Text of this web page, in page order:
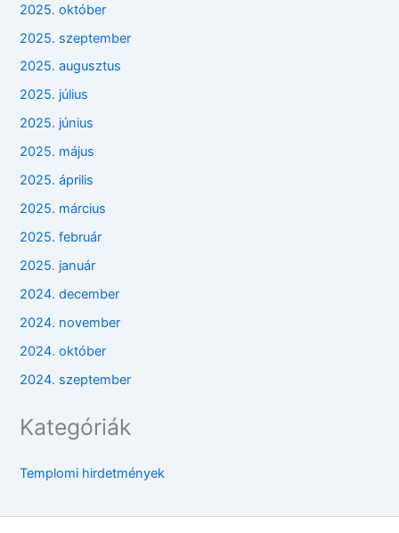
2025. október
2025. szeptember
2025. augusztus
2025. július
2025. június
2025. május
2025. április
2025. március
2025. február
2025. január
2024. december
2024. november
2024. október
2024. szeptember
Kategóriák
Templomi hirdetmények